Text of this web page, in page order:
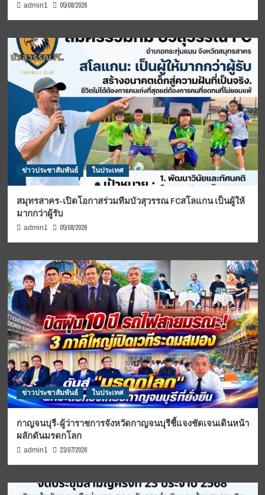
admin1 05/08/2026
ข่าวประชาสัมพันธ์ ในประเทศ
สมุทรสาคร-เปิดโอกาสร่วมทีมบัวสุวรรณ FCสโลแกน เป็นผู้ให้
มากกว่าผู้รับ
admin1 05/08/2026
ข่าวประชาสัมพันธ์ ในประเทศ
กาญจนบุรี-ผู้ว่าราชการจังหวัดกาญจนบุรีชี้แจงชัดเจนเดินหน้า
ผลักดันมรดกโลก
admin1 23/07/2026